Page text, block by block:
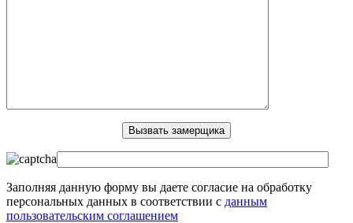
Заполняя данную форму вы даете согласие на обработку
персональных данных в соответствии с данным
пользовательским соглашением